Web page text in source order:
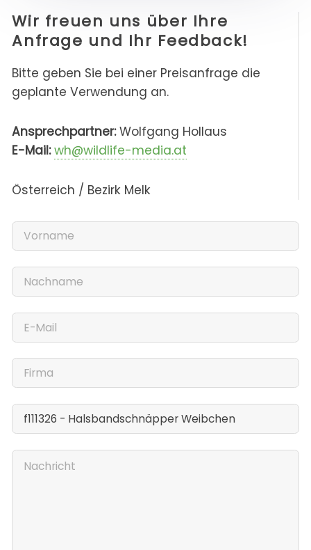
Wir freuen uns über Ihre
Anfrage und Ihr Feedback!
Bitte geben Sie bei einer Preisanfrage die
geplante Verwendung an.
Ansprechpartner:Wolfgang Hollaus
E-Mail: wh@wildlife-media.at
Österreich / Bezirk Melk